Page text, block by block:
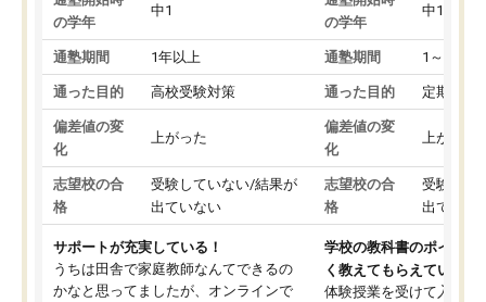
の学年
中1
通塾期間 1年以上
通った目的 高校受験対策
偏差値の変
化
上がった
志望校の合
格
受験していない/結果が
出ていない
サポートが充実している！
うちは田舎で家庭教師なんてできるの
かなと思ってましたが、オンラインで
の学年
中1
通塾期間 1～3ヵ月
通った目的 定期テス
偏差値の変
化
上がった
志望校の合
格
受験して
出ていな
学校の教科書のポイント
く教えてもらえている
体験授業を受けて入塾し